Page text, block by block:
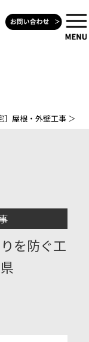
］屋根・外壁工事＞
を防ぐ工